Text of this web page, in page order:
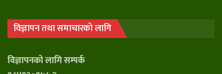
विज्ञापन तथा समाचारको लागि
विज्ञापनको लागि सम्पर्क